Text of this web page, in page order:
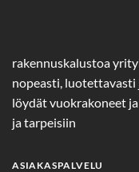
rakennuskalustoa
nopeasti,
löydät vuokrakoneet
ja tarpeisiin
ASIAKASPALVELU